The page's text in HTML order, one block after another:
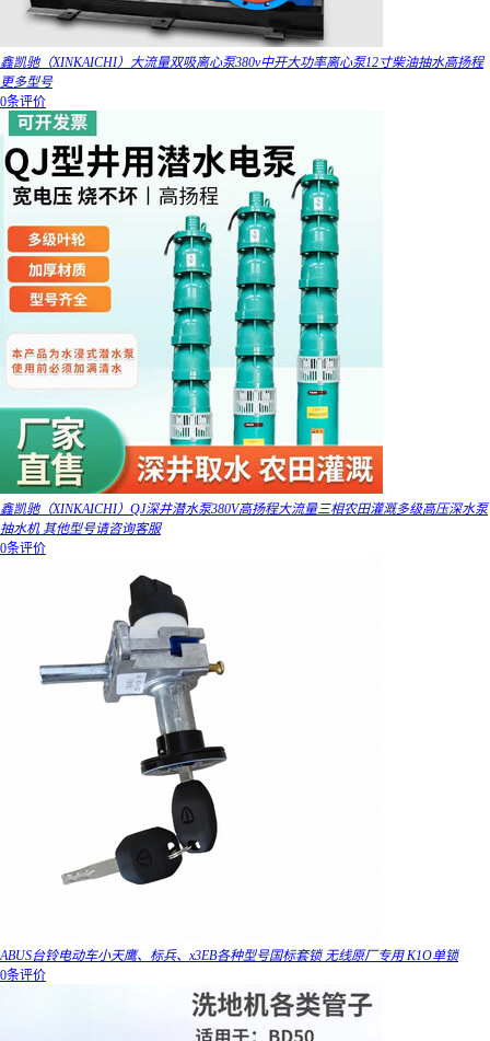
鑫凯驰（XINKAICHI）大流量双吸离心泵380v中开大功率离心泵12寸柴油抽水高扬程
更多型号
0条评价
鑫凯驰（XINKAICHI）QJ深井潜水泵380V高扬程大流量三相农田灌溉多级高压深水泵
抽水机 其他型号请咨询客服
0条评价
ABUS台铃电动车小天鹰、标兵、x3EB各种型号国标套锁 无线原厂专用 K1O单锁
0条评价